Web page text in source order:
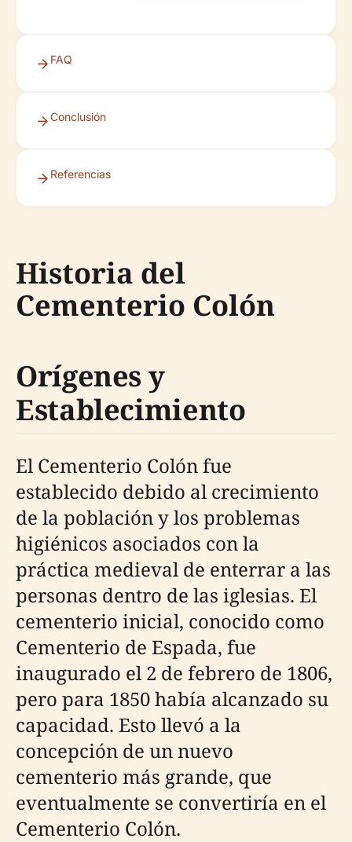
FAQ
Conclusión
Referencias
Historia del
Cementerio Colón
Orígenes y
Establecimiento
El Cementerio Colón fue
establecido debido al crecimiento
de la población y los problemas
higiénicos asociados con la
práctica medieval de enterrar a las
personas dentro de las iglesias. El
cementerio inicial, conocido como
Cementerio de Espada, fue
inaugurado el 2 de febrero de 1806,
pero para 1850 había alcanzado su
capacidad. Esto llevó a la
concepción de un nuevo
cementerio más grande, que
eventualmente se convertiría en el
Cementerio Colón.